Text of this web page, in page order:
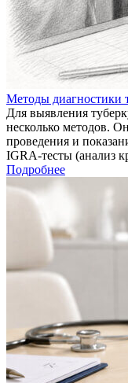
Методы диагностики
Для выявления
несколько методов.
проведения и
IGRA-тесты (анализ
Подробнее